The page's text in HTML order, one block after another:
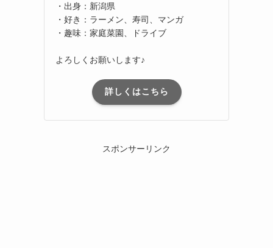
・出身：新潟県
・好き：ラーメン、寿司、マンガ
・趣味：家庭菜園、ドライブ
よろしくお願いします♪
詳しくはこちら
スポンサーリンク